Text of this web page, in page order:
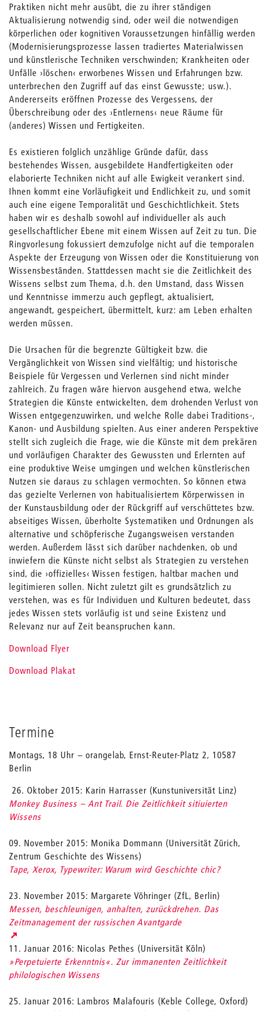
Praktiken nicht mehr ausübt, die zu ihrer ständigen
Aktualisierung notwendig sind, oder weil die notwendigen
körperlichen oder kognitiven Voraussetzungen hinfällig werden
(Modernisierungsprozesse lassen tradiertes Materialwissen
und künstlerische Techniken verschwinden; Krankheiten oder
Unfälle ›löschen‹ erworbenes Wissen und Erfahrungen bzw.
unterbrechen den Zugriff auf das einst Gewusste; usw.).
Andererseits eröffnen Prozesse des Vergessens, der
Überschreibung oder des ›Entlernens‹ neue Räume für
(anderes) Wissen und Fertigkeiten.
Es existieren folglich unzählige Gründe dafür, dass
bestehendes Wissen, ausgebildete Handfertigkeiten oder
elaborierte Techniken nicht auf alle Ewigkeit verankert sind.
Ihnen kommt eine Vorläufigkeit und Endlichkeit zu, und somit
auch eine eigene Temporalität und Geschichtlichkeit. Stets
haben wir es deshalb sowohl auf individueller als auch
gesellschaftlicher Ebene mit einem Wissen auf Zeit zu tun. Die
Ringvorlesung fokussiert demzufolge nicht auf die temporalen
Aspekte der Erzeugung von Wissen oder die Konstituierung von
Wissensbeständen. Stattdessen macht sie die Zeitlichkeit des
Wissens selbst zum Thema, d.h. den Umstand, dass Wissen
und Kenntnisse immerzu auch gepflegt, aktualisiert,
angewandt, gespeichert, übermittelt, kurz: am Leben erhalten
werden müssen.
Die Ursachen für die begrenzte Gültigkeit bzw. die
Vergänglichkeit von Wissen sind vielfältig; und historische
Beispiele für Vergessen und Verlernen sind nicht minder
zahlreich. Zu fragen wäre hiervon ausgehend etwa, welche
Strategien die Künste entwickelten, dem drohenden Verlust von
Wissen entgegenzuwirken, und welche Rolle dabei Traditions-,
Kanon- und Ausbildung spielten. Aus einer anderen Perspektive
stellt sich zugleich die Frage, wie die Künste mit dem prekären
und vorläufigen Charakter des Gewussten und Erlernten auf
eine produktive Weise umgingen und welchen künstlerischen
Nutzen sie daraus zu schlagen vermochten. So können etwa
das gezielte Verlernen von habitualisiertem Körperwissen in
der Kunstausbildung oder der Rückgriff auf verschüttetes bzw.
abseitiges Wissen, überholte Systematiken und Ordnungen als
alternative und schöpferische Zugangsweisen verstanden
werden. Außerdem lässt sich darüber nachdenken, ob und
inwiefern die Künste nicht selbst als Strategien zu verstehen
sind, die ›offizielles‹ Wissen festigen, haltbar machen und
legitimieren sollen. Nicht zuletzt gilt es grundsätzlich zu
verstehen, was es für Individuen und Kulturen bedeutet, dass
jedes Wissen stets vorläufig ist und seine Existenz und
Relevanz nur auf Zeit beanspruchen kann.
Download Flyer
Download Plakat
Termine
Montags, 18 Uhr – orangelab, Ernst-Reuter-Platz 2, 10587
Berlin
26. Oktober 2015: Karin Harrasser (Kunstuniversität Linz)
Monkey Business – Ant Trail. Die Zeitlichkeit sitiuierten
Wissens
09. November 2015: Monika Dommann (Universität Zürich,
Zentrum Geschichte des Wissens)
Tape, Xerox, Typewriter: Warum wird Geschichte chic?
23. November 2015: Margarete Vöhringer (ZfL, Berlin)
Messen, beschleunigen, anhalten, zurückdrehen. Das
Zeitmanagement der russischen Avantgarde
11. Januar 2016: Nicolas Pethes (Universität Köln)
»Perpetuierte Erkenntnis«. Zur immanenten Zeitlichkeit
philologischen Wissens
25. Januar 2016: Lambros Malafouris (Keble College, Oxford)